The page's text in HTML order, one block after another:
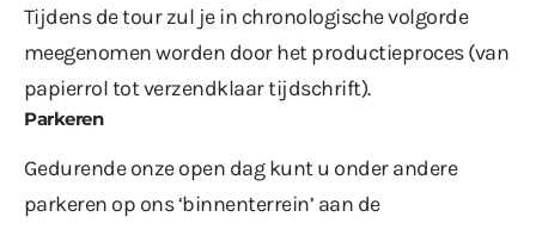
Tijdens de tour zul je in chronologische volgorde
meegenomen worden door het productieproces (van
papierrol tot verzendklaar tijdschrift).
Parkeren
Gedurende onze open dag kunt u onder andere
parkeren op ons ‘binnenterrein’ aan de